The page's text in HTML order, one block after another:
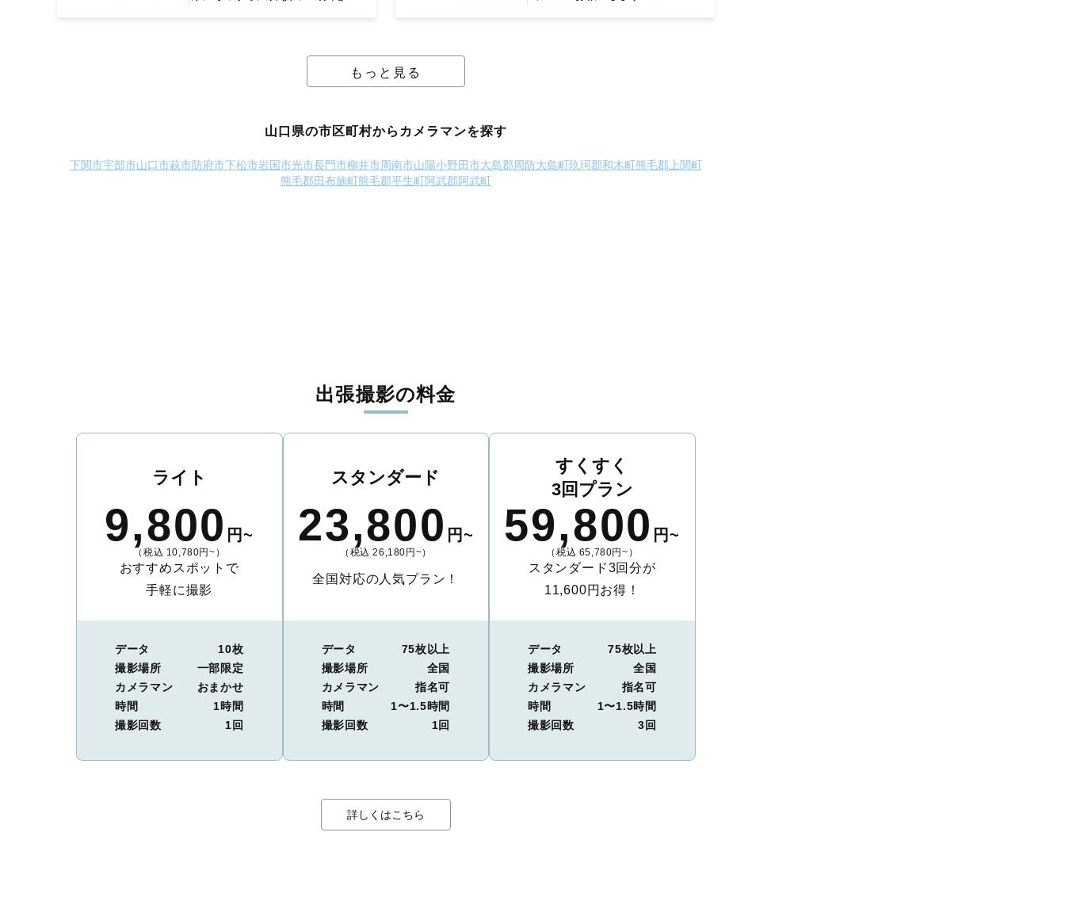
もっと見る
山口県の市区町村からカメラマンを探す
下関市宇部市山口市萩市防府市下松市岩国市光市長門市柳井市周南市山陽小野田市大島郡周防大島町玖珂郡和木町熊毛郡上関町
熊毛郡田布施町熊毛郡平生町阿武郡阿武町
出張撮影の料金
ライト
9,800 円~
（税込 10,780円~）
おすすめスポットで
手軽に撮影
データ
10枚
撮影場所
一部限定
カメラマン
おまかせ
時間
1時間
撮影回数
1回
スタンダード
23,800 円~
（税込 26,180円~）
全国対応の人気プラン！
データ
75枚以上
撮影場所
全国
カメラマン
指名可
時間
1〜1.5時間
撮影回数
1回
すくすく
3回プラン
59,800 円~
（税込 65,780円~）
スタンダード3回分が
11,600円お得！
データ
75枚以上
撮影場所
全国
カメラマン
指名可
時間
1〜1.5時間
撮影回数
3回
詳しくはこちら